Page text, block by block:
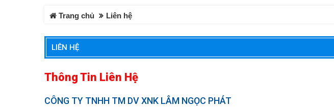
Trang chủ Liên hệ
LIÊN HỆ
Thông Tin Liên Hệ
CÔNG TY TNHH TM DV XNK LÂM NGỌC PHÁT